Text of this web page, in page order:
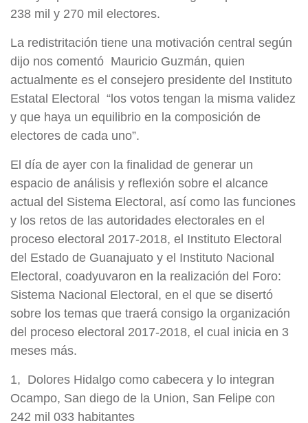
238 mil y 270 mil electores.
La redistritación tiene una motivación central según
dijo nos comentó Mauricio Guzmán, quien
actualmente es el consejero presidente del Instituto
Estatal Electoral “los votos tengan la misma validez
y que haya un equilibrio en la composición de
electores de cada uno”.
El día de ayer con la finalidad de generar un
espacio de análisis y reflexión sobre el alcance
actual del Sistema Electoral, así como las funciones
y los retos de las autoridades electorales en el
proceso electoral 2017-2018, el Instituto Electoral
del Estado de Guanajuato y el Instituto Nacional
Electoral, coadyuvaron en la realización del Foro:
Sistema Nacional Electoral, en el que se disertó
sobre los temas que traerá consigo la organización
del proceso electoral 2017-2018, el cual inicia en 3
meses más.
1, Dolores Hidalgo como cabecera y lo integran
Ocampo, San diego de la Union, San Felipe con
242 mil 033 habitantes